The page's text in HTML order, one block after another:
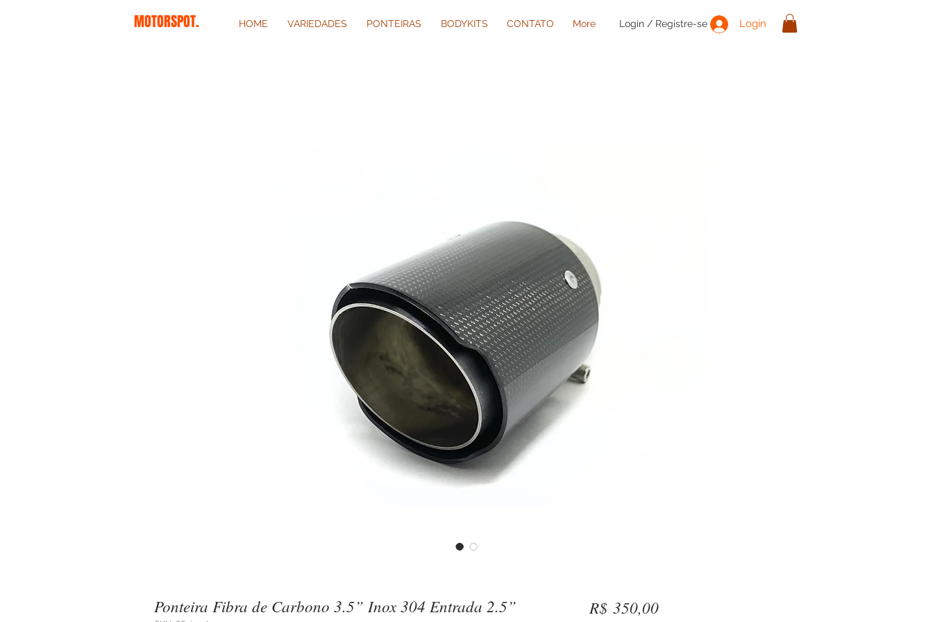
HOME VARIEDADES PONTEIRAS BODYKITS CONTATO More
MOTORSPOT. Login / Registre-se Login
Ponteira Fibra de Carbono 3.5” Inox 304 Entrada 2.5” R$ 350,00Preço